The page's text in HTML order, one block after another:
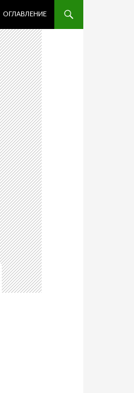
ОГЛАВЛЕНИЕ